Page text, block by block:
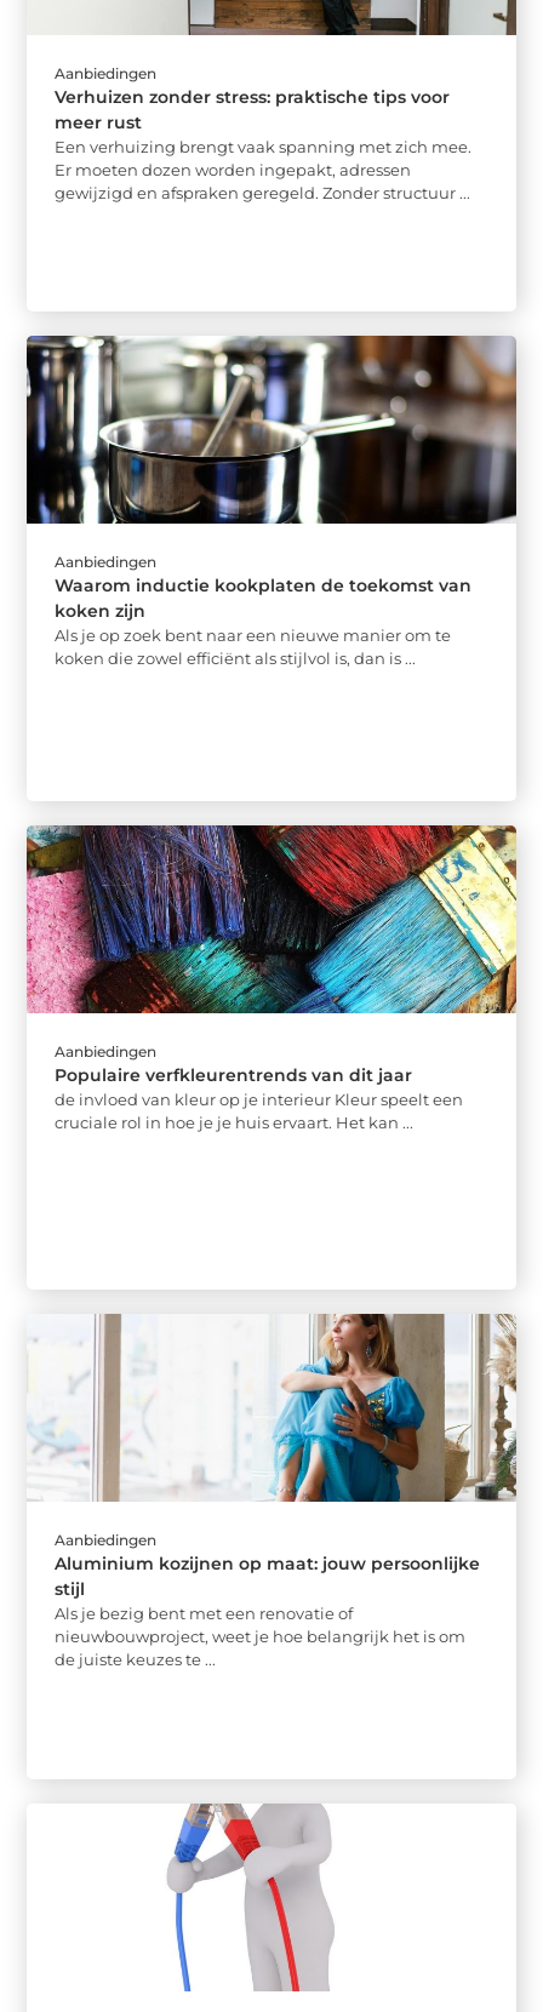
Aanbiedingen
Verhuizen zonder stress: praktische tips voor
meer rust
Een verhuizing brengt vaak spanning met zich mee.
Er moeten dozen worden ingepakt, adressen
gewijzigd en afspraken geregeld. Zonder structuur ...
Aanbiedingen
Waarom inductie kookplaten de toekomst van
koken zijn
Als je op zoek bent naar een nieuwe manier om te
koken die zowel efficiënt als stijlvol is, dan is ...
Aanbiedingen
Populaire verfkleurentrends van dit jaar
de invloed van kleur op je interieur Kleur speelt een
cruciale rol in hoe je je huis ervaart. Het kan ...
Aanbiedingen
Aluminium kozijnen op maat: jouw persoonlijke
stijl
Als je bezig bent met een renovatie of
nieuwbouwproject, weet je hoe belangrijk het is om
de juiste keuzes te ...